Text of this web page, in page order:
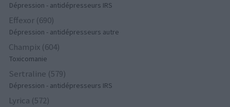
Dépression - antidépresseurs IRS
Effexor (690)
Dépression - antidépresseurs autre
Champix (604)
Toxicomanie
Sertraline (579)
Dépression - antidépresseurs IRS
Lyrica (572)